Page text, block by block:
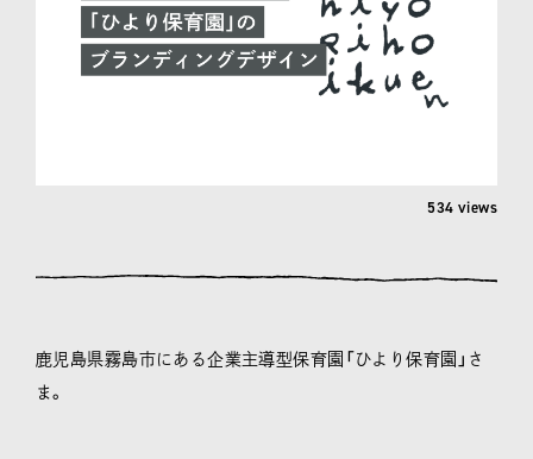
534 views
鹿児島県霧島市にある企業主導型保育園「ひより保育園」さ
ま。